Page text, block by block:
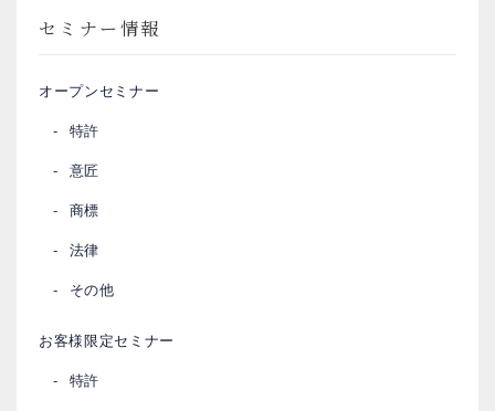
セミナー情報
オープンセミナー
特許
意匠
商標
法律
その他
お客様限定セミナー
特許